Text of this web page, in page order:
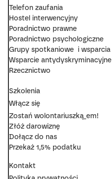
Telefon zaufania
Hostel interwencyjny
Poradnictwo prawne
Poradnictwo psychologiczne
Grupy spotkaniowe i wsparcia
Wsparcie antydyskryminacyjne
Rzecznictwo
Szkolenia
Włącz się
Zostań wolontariuszką_em!
Złóż darowiznę
Dołącz do nas
Przekaż 1,5% podatku
Kontakt